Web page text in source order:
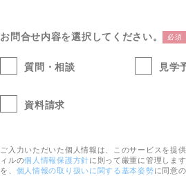
お問合せ内容を選択してください。 必須
質問・相談 見学
資料請求
ご入力いただいた個人情報は、このサービスを提
ィルの個人情報保護方針に則って厳重に管理しま
を、 個人情報の取り扱いに関する基本姿勢に同意